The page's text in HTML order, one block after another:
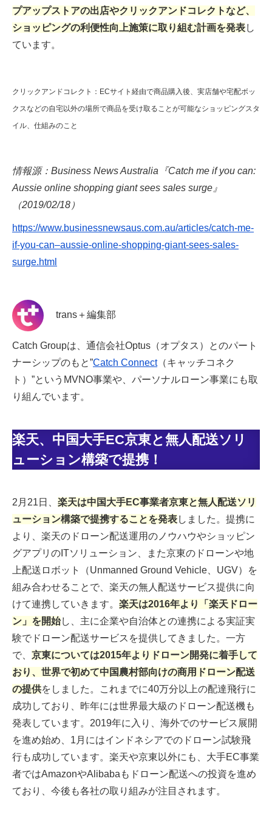
プアップストアの出店やクリックアンドコレクトなど、
ショッピングの利便性向上施策に取り組む計画を発表し
ています。
クリックアンドコレクト：ECサイト経由で商品購入後、実店舗や宅配ボッ
クスなどの自宅以外の場所で商品を受け取ることが可能なショッピングスタ
イル、仕組みのこと
情報源：Business News Australia『Catch me if you can:
Aussie online shopping giant sees sales surge』
（2019/02/18）
https://www.businessnewsaus.com.au/articles/catch-me-
if-you-can–aussie-online-shopping-giant-sees-sales-
surge.html
trans＋編集部
Catch Groupは、通信会社Optus（オプタス）とのパート
ナーシップのもと”Catch Connect（キャッチコネク
ト）”というMVNO事業や、パーソナルローン事業にも取
り組んでいます。
楽天、中国大手EC京東と無人配送ソリ
ューション構築で提携！
2月21日、 楽天は中国大手EC事業者京東と無人配送ソリ
ューション構築で提携することを発表しました。提携に
より、楽天のドローン配送運用のノウハウやショッピン
グアプリのITソリューション、また京東のドローンや地
上配送ロボット（Unmanned Ground Vehicle、UGV）を
組み合わせることで、楽天の無人配送サービス提供に向
けて連携していきます。 楽天は2016年より「楽天ドロー
ン」を開始し、主に企業や自治体との連携による実証実
験でドローン配送サービスを提供してきました。一方
で、 京東については2015年よりドローン開発に着手して
おり、世界で初めて中国農村部向けの商用ドローン配送
の提供をしました。これまでに40万分以上の配達飛行に
成功しており、昨年には世界最大級のドローン配送機も
発表しています。2019年に入り、海外でのサービス展開
を進め始め、1月にはインドネシアでのドローン試験飛
行も成功しています。楽天や京東以外にも、大手EC事業
者ではAmazonやAlibabaもドローン配送への投資を進め
ており、今後も各社の取り組みが注目されます。